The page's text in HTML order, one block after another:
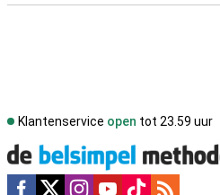
Klantenservice open tot 23.59 uur
Social media